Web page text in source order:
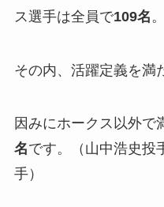
ス選手は全員で109名 。
その内、活躍定義を満
因みにホークス以外で
名です。（山中浩史投
手）